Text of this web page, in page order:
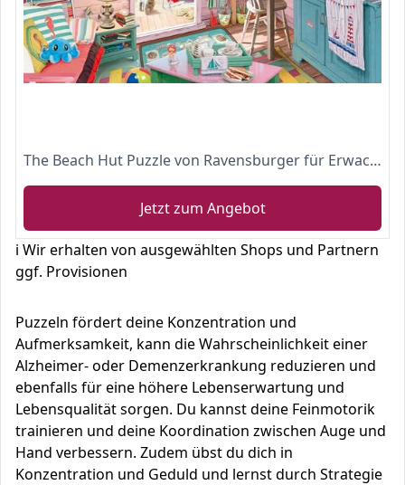
The Beach Hut Puzzle von Ravensburger für Erwachsene und Kinder
Jetzt zum Angebot
ℹ️ Wir erhalten von ausgewählten Shops und Partnern
ggf. Provisionen
Puzzeln fördert deine Konzentration und
Aufmerksamkeit, kann die Wahrscheinlichkeit einer
Alzheimer- oder Demenzerkrankung reduzieren und
ebenfalls für eine höhere Lebenserwartung und
Lebensqualität sorgen. Du kannst deine Feinmotorik
trainieren und deine Koordination zwischen Auge und
Hand verbessern. Zudem übst du dich in
Konzentration und Geduld und lernst durch Strategie